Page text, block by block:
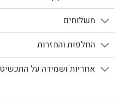
משלוחים
החלפות והחזרות
אחריות ושמירה על התכשיט